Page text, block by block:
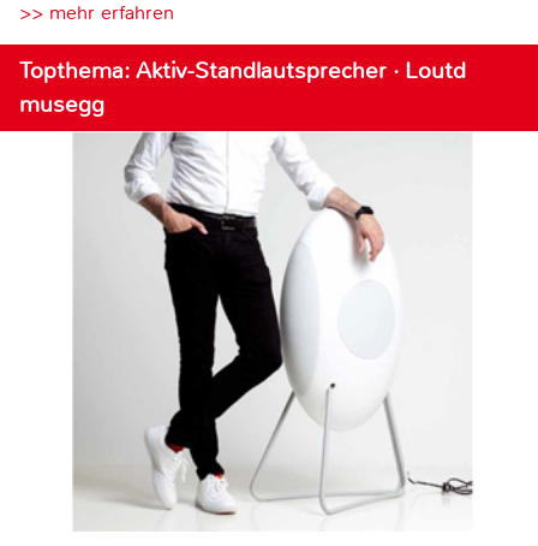
>> mehr erfahren
Topthema: Aktiv-Standlautsprecher · Loutd
musegg